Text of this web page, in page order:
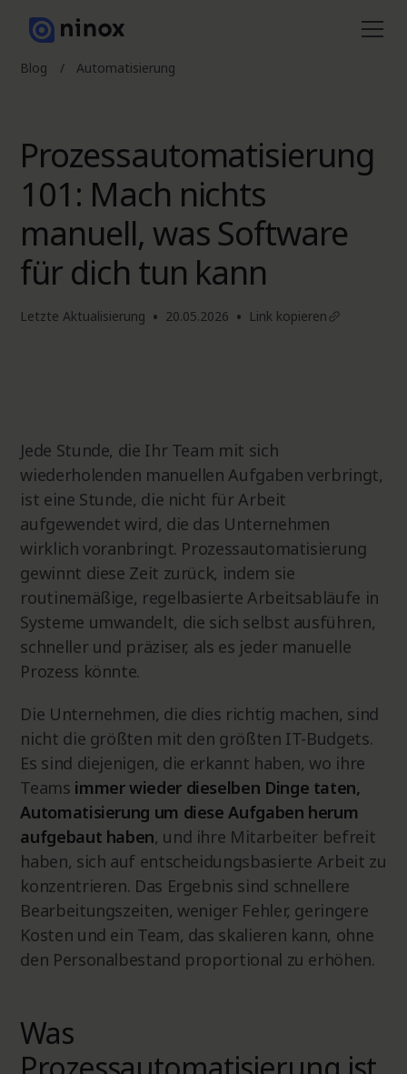
Blog / Automatisierung
Prozessautomatisierung
101: Mach nichts
manuell, was Software
für dich tun kann
Letzte Aktualisierung • 20.05.2026 • Link kopieren
Jede Stunde, die Ihr Team mit sich
wiederholenden manuellen Aufgaben verbringt,
ist eine Stunde, die nicht für Arbeit
aufgewendet wird, die das Unternehmen
wirklich voranbringt. Prozessautomatisierung
gewinnt diese Zeit zurück, indem sie
routinemäßige, regelbasierte Arbeitsabläufe in
Systeme umwandelt, die sich selbst ausführen,
schneller und präziser, als es jeder manuelle
Prozess könnte.
Die Unternehmen, die dies richtig machen, sind
nicht die größten mit den größten IT-Budgets.
Es sind diejenigen, die erkannt haben, wo ihre
Teams immer wieder dieselben Dinge taten,
Automatisierung um diese Aufgaben herum
aufgebaut haben, und ihre Mitarbeiter befreit
haben, sich auf entscheidungsbasierte Arbeit zu
konzentrieren. Das Ergebnis sind schnellere
Bearbeitungszeiten, weniger Fehler, geringere
Kosten und ein Team, das skalieren kann, ohne
den Personalbestand proportional zu erhöhen.
Was